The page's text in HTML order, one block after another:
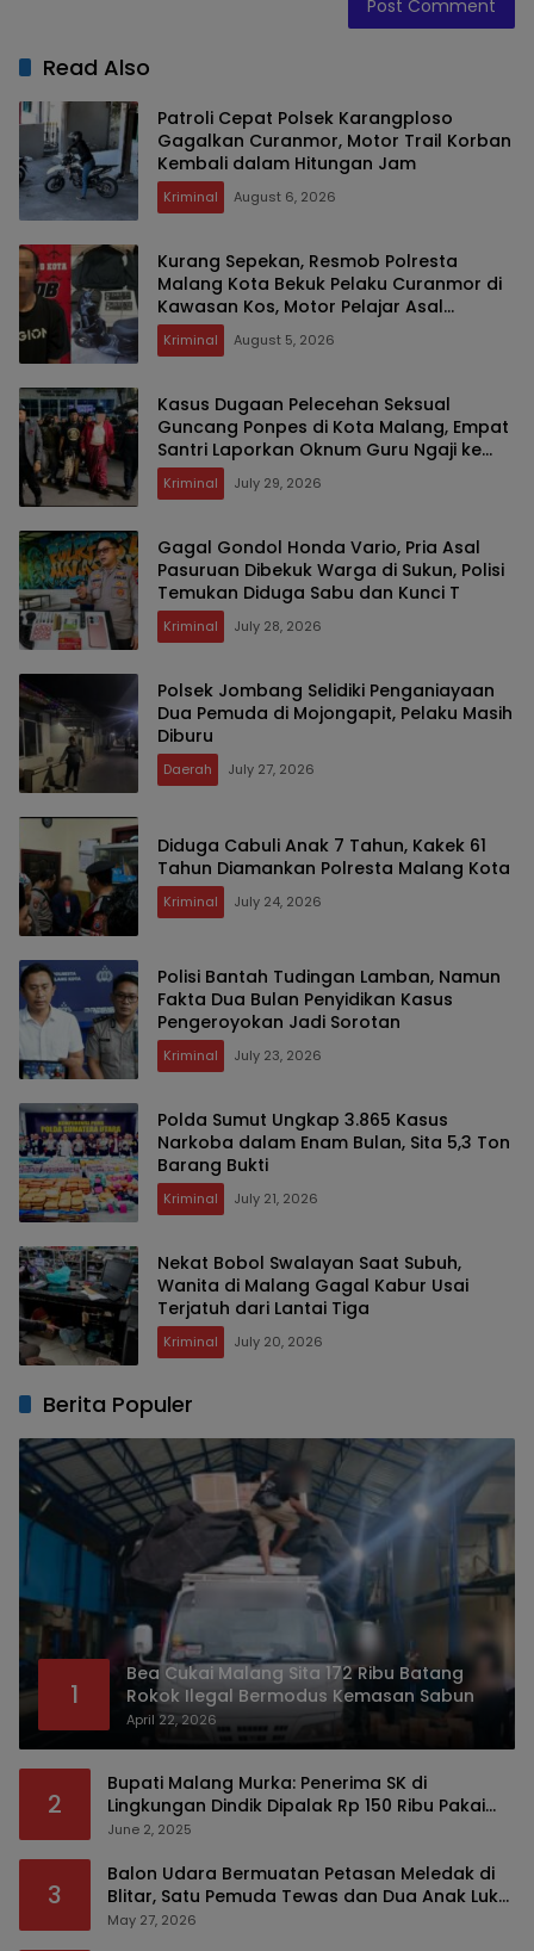
Read Also
Patroli Cepat Polsek Karangploso
Gagalkan Curanmor, Motor Trail Korban
Kembali dalam Hitungan Jam
Kriminal August 6, 2026
Kurang Sepekan, Resmob Polresta
Malang Kota Bekuk Pelaku Curanmor di
Kawasan Kos, Motor Pelajar Asal
Sumenep Berhasil Diamankan
Kriminal August 5, 2026
Kasus Dugaan Pelecehan Seksual
Guncang Ponpes di Kota Malang, Empat
Santri Laporkan Oknum Guru Ngaji ke
Polisi
Kriminal July 29, 2026
Gagal Gondol Honda Vario, Pria Asal
Pasuruan Dibekuk Warga di Sukun, Polisi
Temukan Diduga Sabu dan Kunci T
Kriminal July 28, 2026
Polsek Jombang Selidiki Penganiayaan
Dua Pemuda di Mojongapit, Pelaku Masih
Diburu
Daerah July 27, 2026
Diduga Cabuli Anak 7 Tahun, Kakek 61
Tahun Diamankan Polresta Malang Kota
Kriminal July 24, 2026
Polisi Bantah Tudingan Lamban, Namun
Fakta Dua Bulan Penyidikan Kasus
Pengeroyokan Jadi Sorotan
Kriminal July 23, 2026
Polda Sumut Ungkap 3.865 Kasus
Narkoba dalam Enam Bulan, Sita 5,3 Ton
Barang Bukti
Kriminal July 21, 2026
Nekat Bobol Swalayan Saat Subuh,
Wanita di Malang Gagal Kabur Usai
Terjatuh dari Lantai Tiga
Kriminal July 20, 2026
Berita Populer
1
Bea Cukai Malang Sita 172 Ribu Batang
Rokok Ilegal Bermodus Kemasan Sabun
April 22, 2026
2
Bupati Malang Murka: Penerima SK di
Lingkungan Dindik Dipalak Rp 150 Ribu Pakai
Modus Tumpengan, KPK Turut Pantau
June 2, 2025
3
Balon Udara Bermuatan Petasan Meledak di
Blitar, Satu Pemuda Tewas dan Dua Anak Luka
Serius
May 27, 2026